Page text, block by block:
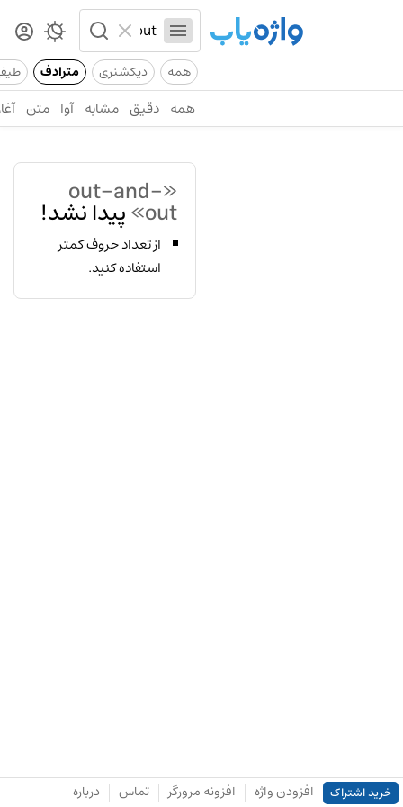
همه دیکشنری مترادف
همه دقیق مشابه آوا متن
«out-and-
out» پیدا نشد!
از تعداد حروف کمتر
استفاده کنید.
خرید اشتراک افزودن واژه افزونه مرورگر تماس درباره